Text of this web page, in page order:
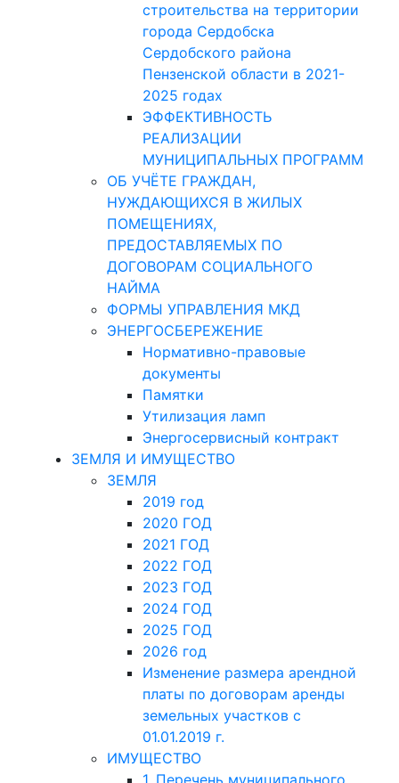
строительства на территории
города Сердобска
Сердобского района
Пензенской области в 2021-
2025 годах
ЭФФЕКТИВНОСТЬ
РЕАЛИЗАЦИИ
МУНИЦИПАЛЬНЫХ ПРОГРАММ
ОБ УЧЁТЕ ГРАЖДАН,
НУЖДАЮЩИХСЯ В ЖИЛЫХ
ПОМЕЩЕНИЯХ,
ПРЕДОСТАВЛЯЕМЫХ ПО
ДОГОВОРАМ СОЦИАЛЬНОГО
НАЙМА
ФОРМЫ УПРАВЛЕНИЯ МКД
ЭНЕРГОСБЕРЕЖЕНИЕ
Нормативно-правовые
документы
Памятки
Утилизация ламп
Энергосервисный контракт
ЗЕМЛЯ И ИМУЩЕСТВО
ЗЕМЛЯ
2019 год
2020 ГОД
2021 ГОД
2022 ГОД
2023 ГОД
2024 ГОД
2025 ГОД
2026 год
Изменение размера арендной
платы по договорам аренды
земельных участков с
01.01.2019 г.
ИМУЩЕСТВО
1. Перечень муниципального